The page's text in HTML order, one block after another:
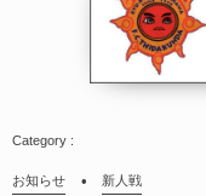
お知らせ 新人戦